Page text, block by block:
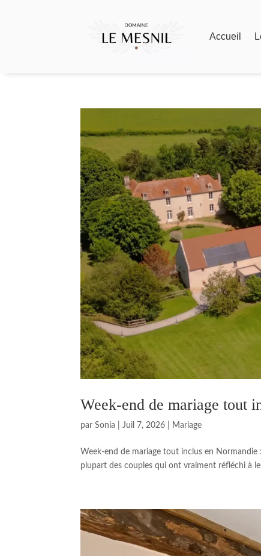
Accueil
Week-end de mariage tout
parSonia |Juil 7, 2026 Mariage
Week-end de mariage tout inclus en
plupart des couples qui ont vraiment réfléchi à